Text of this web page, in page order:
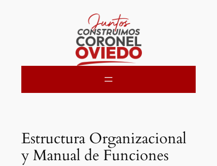
Estructura Organizacional
y Manual de Funciones